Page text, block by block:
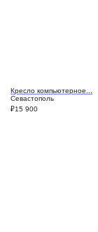
Кресло компьютерное...
Севастополь
₽15 900